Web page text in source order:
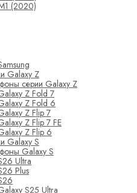
(2020)
Galaxy Z
серии Galaxy Z
Z Fold 7
Z Fold 6
Z Flip 7
Z Flip 7 FE
Z Flip 6
Galaxy S
Galaxy S
Ultra
Plus
S25 Ultra